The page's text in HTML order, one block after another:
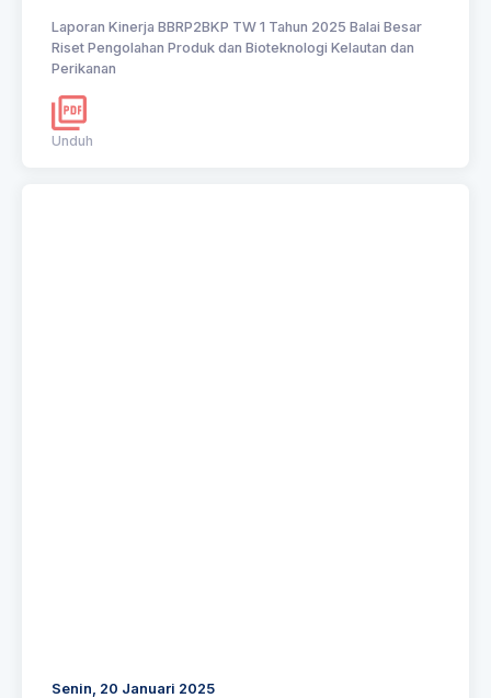
Laporan Kinerja BBRP2BKP TW 1 Tahun 2025 Balai Besar
Riset Pengolahan Produk dan Bioteknologi Kelautan dan
Perikanan
Unduh
Senin, 20 Januari 2025